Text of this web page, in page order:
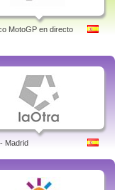
MotoGP en directo
Madrid